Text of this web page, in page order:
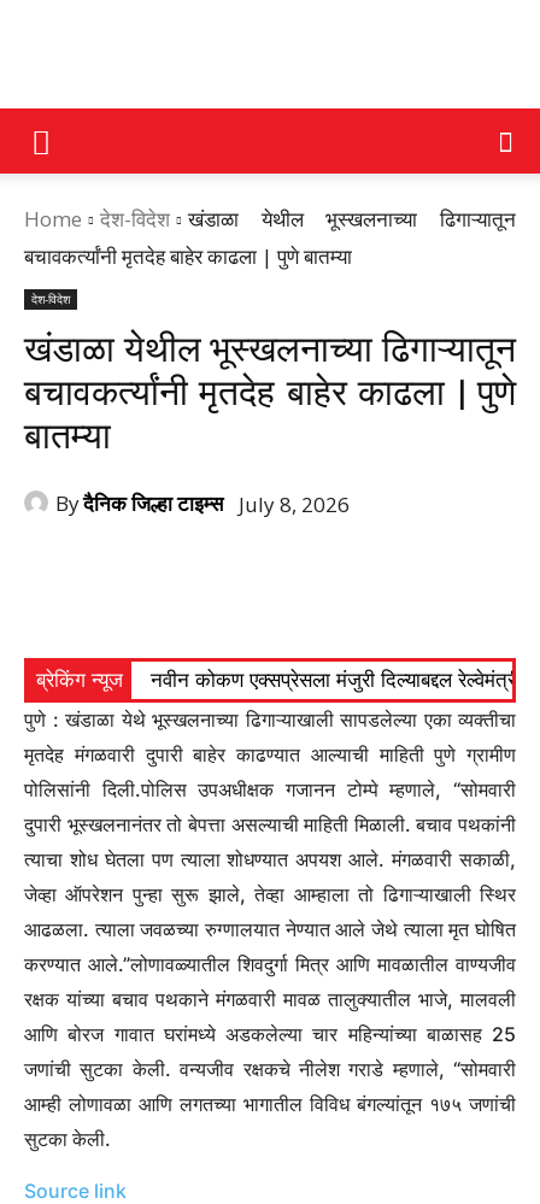
DAINIK
JILHA
Home देश-विदेश
खंडाळा येथील भूस्खलनाच्या ढिगाऱ्यातून
बचावकर्त्यांनी मृतदेह बाहेर काढला | पुणे बातम्या
देश-विदेश
खंडाळा येथील भूस्खलनाच्या ढिगाऱ्यातून
बचावकर्त्यांनी मृतदेह बाहेर काढला | पुणे
बातम्या
Byदैनिक जिल्हा टाइम्स July 8, 2026
ब्रेकिंग न्यूज नवीन कोकण एक्सप्रेसला मंजुरी दिल्याबद्दल रेल्वेमंत्री
पुणे :खंडाळा येथे भूस्खलनाच्या ढिगाऱ्याखाली सापडलेल्या एका व्यक्तीचा
मृतदेह मंगळवारी दुपारी बाहेर काढण्यात आल्याची माहिती पुणे ग्रामीण
पोलिसांनी दिली.पोलिस उपअधीक्षक गजानन टोम्पे म्हणाले, “सोमवारी
दुपारी भूस्खलनानंतर तो बेपत्ता असल्याची माहिती मिळाली.बचाव पथकांनी
त्याचा शोध घेतला पण त्याला शोधण्यात अपयश आले. मंगळवारी सकाळी,
जेव्हा ऑपरेशन पुन्हा सुरू झाले, तेव्हा आम्हाला तो ढिगाऱ्याखाली स्थिर
आढळला. त्याला जवळच्या रुग्णालयात नेण्यात आले जेथे त्याला मृत घोषित
करण्यात आले.”लोणावळ्यातील शिवदुर्गा मित्र आणि मावळातील वाण्यजीव
रक्षक यांच्या बचाव पथकाने मंगळवारी मावळ तालुक्यातील भाजे, मालवली
आणि बोरज गावात घरांमध्ये अडकलेल्या चार महिन्यांच्या बाळासह 25
जणांची सुटका केली. वन्यजीव रक्षकचे नीलेश गराडे म्हणाले, “सोमवारी
आम्ही लोणावळा आणि लगतच्या भागातील विविध बंगल्यांतून १७५ जणांची
सुटका केली.
Source link